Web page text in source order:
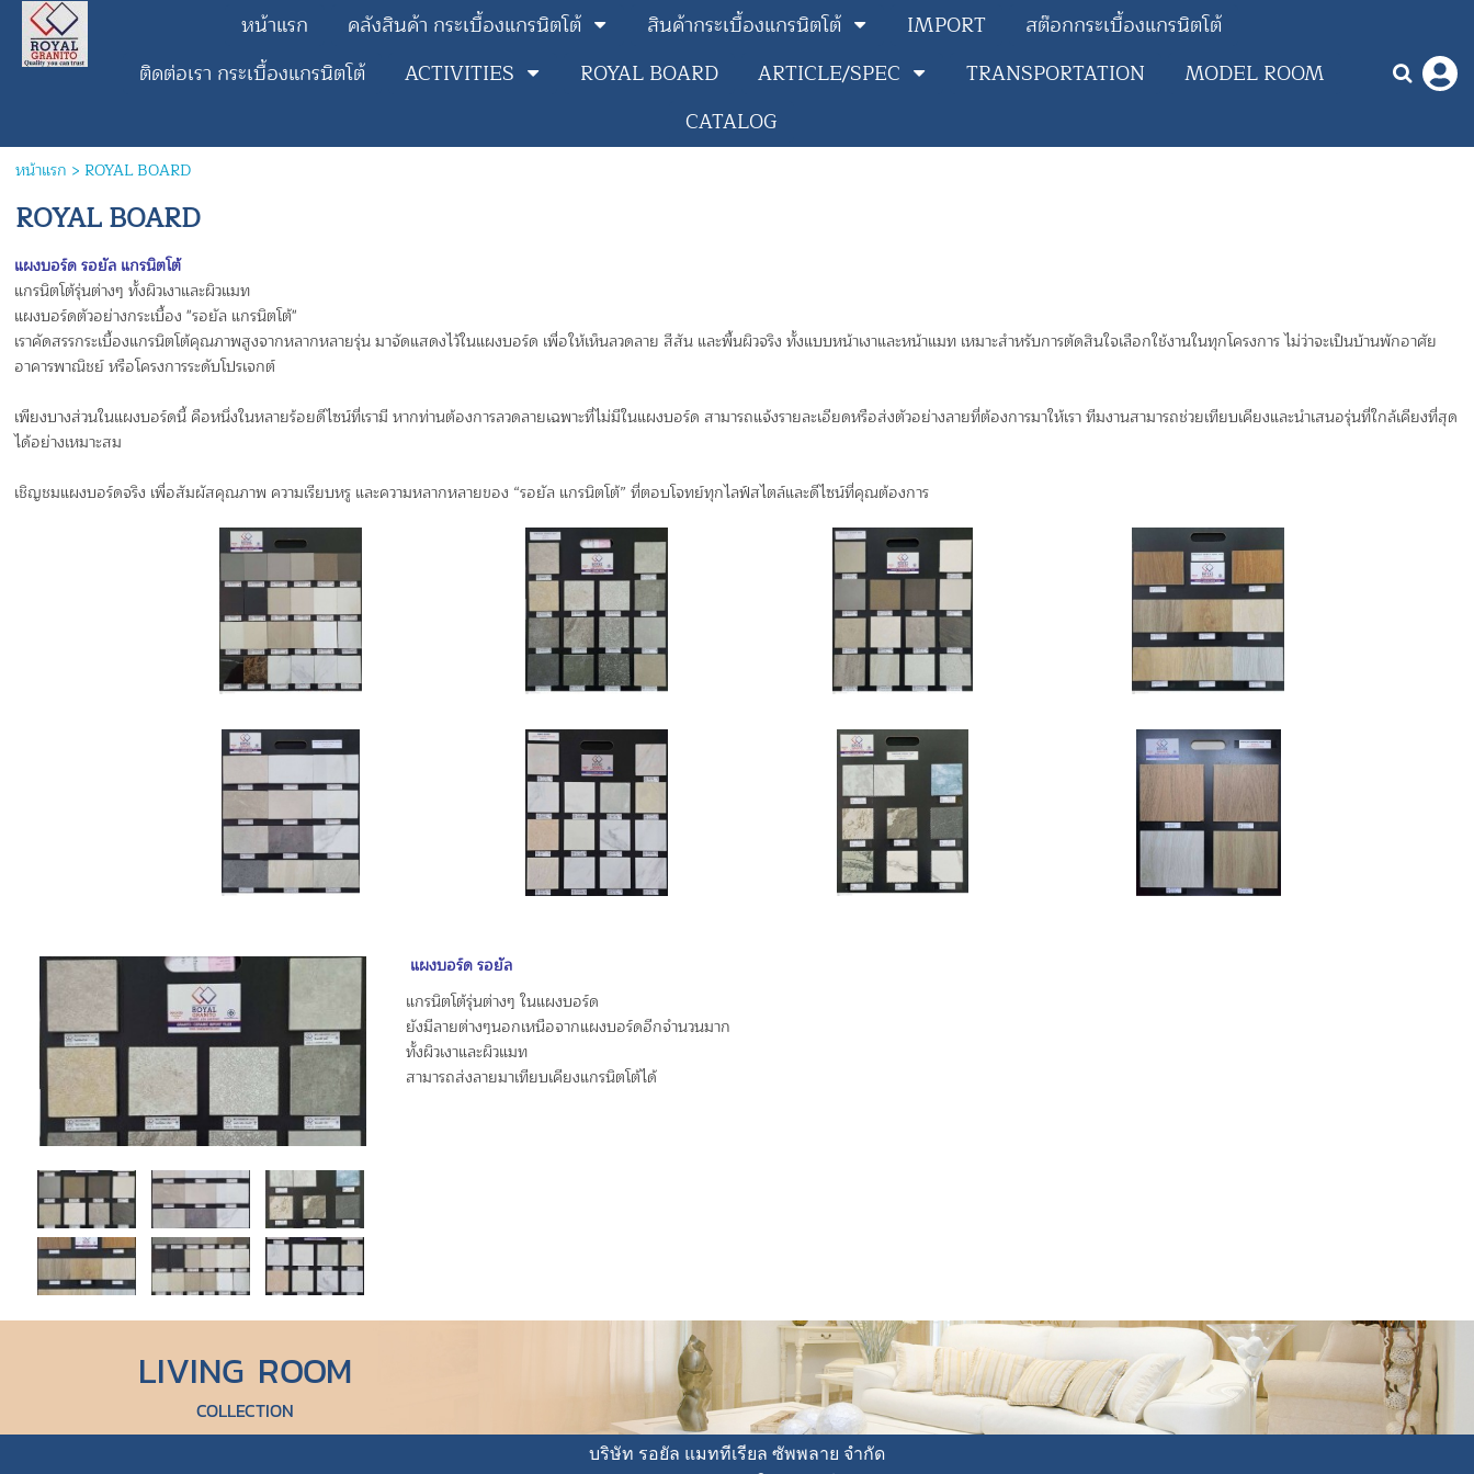
หน้าแรก คลังสินค้า กระเบื้องแกรนิตโต้ สินค้ากระเบื้องแกรนิตโต้ IMPORT
สต๊อกกระเบื้องแกรนิตโต้
ติดต่อเรา กระเบื้องแกรนิตโต้
ACTIVITIES ROYAL BOARD ARTICLE/SPEC TRANSPORTATION
MODEL ROOM
CATALOG
หน้าแรก > ROYAL BOARD
ROYAL BOARD
แผงบอร์ด รอยัล แกรนิตโต้
แกรนิตโต้รุ่นต่างๆ ทั้งผิวเงาและผิวแมท
แผงบอร์ดตัวอย่างกระเบื้อง "รอยัล แกรนิตโต้"
เราคัดสรรกระเบื้องแกรนิตโต้คุณภาพสูงจากหลากหลายรุ่น มาจัดแสดงไว้ในแผงบอร์ด เพื่อให้เห็นลวดลาย สีสัน และพื้นผิวจริง ทั้งแบบหน้าเงาและหน้าแมท เหมาะสำหรับการตัดสินใจเลือกใช้งานในทุกโครงการ ไม่ว่าจะเป็นบ้านพักอาศัย
อาคารพาณิชย์ หรือโครงการระดับโปรเจกต์
เพียงบางส่วนในแผงบอร์ดนี้ คือหนึ่งในหลายร้อยดีไซน์ที่เรามี หากท่านต้องการลวดลายเฉพาะที่ไม่มีในแผงบอร์ด สามารถแจ้งรายละเอียดหรือส่งตัวอย่างลายที่ต้องการมาให้เรา ทีมงานสามารถช่วยเทียบเคียงและนำเสนอรุ่นที่ใกล้เคียงที่สุด
ได้อย่างเหมาะสม
เชิญชมแผงบอร์ดจริง เพื่อสัมผัสคุณภาพ ความเรียบหรู และความหลากหลายของ “รอยัล แกรนิตโต้” ที่ตอบโจทย์ทุกไลฟ์สไตล์และดีไซน์ที่คุณต้องการ
แผงบอร์ด รอยัล
แกรนิตโต้รุ่นต่างๆ ในแผงบอร์ด
ยังมีลายต่างๆนอกเหนือจากแผงบอร์ดอีกจำนวนมาก
ทั้งผิวเงาและผิวแมท
สามารถส่งลายมาเทียบเคียงแกรนิตโต้ได้
LIVING ROOM
COLLECTION
บริษัท รอยัล แมททีเรียล ซัพพลาย จำกัด